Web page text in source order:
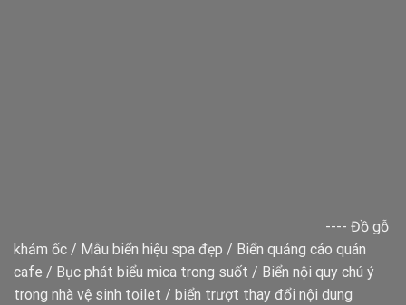
---- Đồ gỗ
khảm ốc / Mẫu biển hiệu spa đẹp / Biển quảng cáo quán
cafe / Bục phát biểu mica trong suốt / Biển nội quy chú ý
trong nhà vệ sinh toilet / biển trượt thay đổi nội dung